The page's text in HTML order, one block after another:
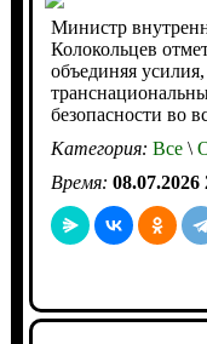
Министр
Колокольцев
объединяя
безопасности во
Категория: Все\
Время: 08.07.2026